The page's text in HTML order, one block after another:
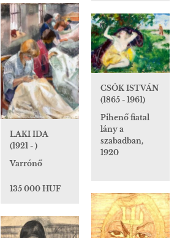
LAKI IDA
(1921 - )
Varrónő
135 000 HUF
CSÓK ISTVÁN
(1865 - 1961)
Pihenő fiatal
lány a
szabadban,
1920